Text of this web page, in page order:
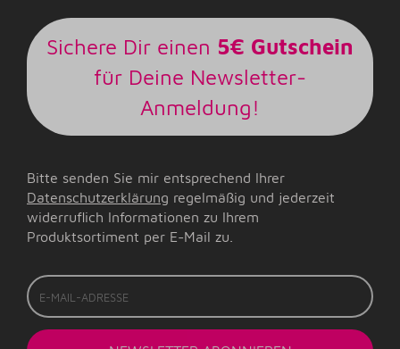
Sichere Dir einen 5€ Gutschein
für Deine Newsletter-
Anmeldung!
Bitte senden Sie mir entsprechend Ihrer
Datenschutzerklärung regelmäßig und jederzeit
widerruflich Informationen zu Ihrem
Produktsortiment per E-Mail zu.
E-
Mail-
Adresse